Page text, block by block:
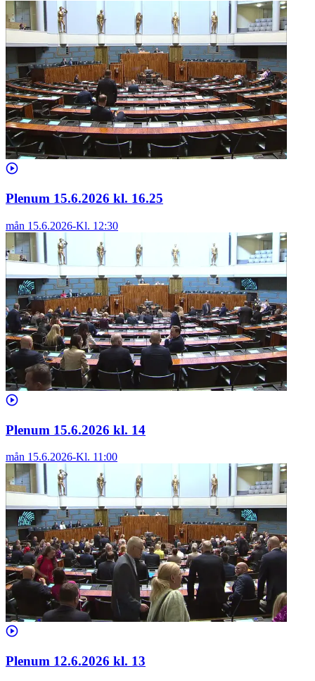
Plenum 15.6.2026 kl. 16.25
mån 15.6.2026-Kl. 12:30
Plenum 15.6.2026 kl. 14
mån 15.6.2026-Kl. 11:00
Plenum 12.6.2026 kl. 13